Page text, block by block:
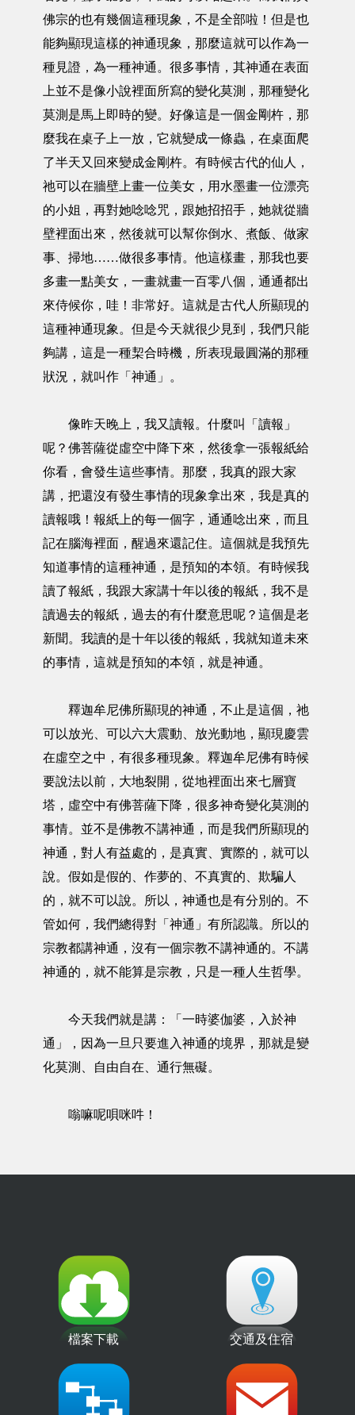
佛宗的也有幾個這種現象，不是全部啦！但是也
能夠顯現這樣的神通現象，那麼這就可以作為一
種見證，為一種神通。很多事情，其神通在表面
上並不是像小說裡面所寫的變化莫測，那種變化
莫測是馬上即時的變。好像這是一個金剛杵，那
麼我在桌子上一放，它就變成一條蟲，在桌面爬
了半天又回來變成金剛杵。有時候古代的仙人，
祂可以在牆壁上畫一位美女，用水墨畫一位漂亮
的小姐，再對她唸唸咒，跟她招招手，她就從牆
壁裡面出來，然後就可以幫你倒水、煮飯、做家
事、掃地……做很多事情。他這樣畫，那我也要
多畫一點美女，一畫就畫一百零八個，通通都出
來侍候你，哇！非常好。這就是古代人所顯現的
這種神通現象。但是今天就很少見到，我們只能
夠講，這是一種栔合時機，所表現最圓滿的那種
狀況，就叫作「神通」。
像昨天晚上，我又讀報。什麼叫「讀報」
呢？佛菩薩從虛空中降下來，然後拿一張報紙給
你看，會發生這些事情。那麼，我真的跟大家
講，把還沒有發生事情的現象拿出來，我是真的
讀報哦！報紙上的每一個字，通通唸出來，而且
記在腦海裡面，醒過來還記住。這個就是我預先
知道事情的這種神通，是預知的本領。有時候我
讀了報紙，我跟大家講十年以後的報紙，我不是
讀過去的報紙，過去的有什麼意思呢？這個是老
新聞。我讀的是十年以後的報紙，我就知道未來
的事情，這就是預知的本領，就是神通。
釋迦牟尼佛所顯現的神通，不止是這個，祂
可以放光、可以六大震動、放光動地，顯現慶雲
在虛空之中，有很多種現象。釋迦牟尼佛有時候
要說法以前，大地裂開，從地裡面出來七層寶
塔，虛空中有佛菩薩下降，很多神奇變化莫測的
事情。並不是佛教不講神通，而是我們所顯現的
神通，對人有益處的，是真實、實際的，就可以
說。假如是假的、作夢的、不真實的、欺騙人
的，就不可以說。所以，神通也是有分別的。不
管如何，我們總得對「神通」有所認識。所以的
宗教都講神通，沒有一個宗教不講神通的。不講
神通的，就不能算是宗教，只是一種人生哲學。
今天我們就是講：「一時婆伽婆，入於神
通」，因為一旦只要進入神通的境界，那就是變
化莫測、自由自在、通行無礙。
嗡嘛呢唄咪吽！
檔案下載 交通及住宿